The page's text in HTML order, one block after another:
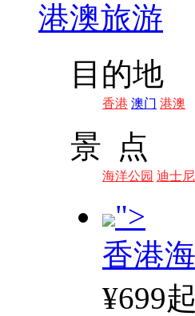
港澳旅游
目的地
香港 澳门 港澳
景 点
海洋公园 迪士
">
香港
¥699起